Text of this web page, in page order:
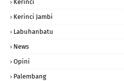
Kerinci
Kerinci Jambi
Labuhanbatu
News
Opini
Palembang